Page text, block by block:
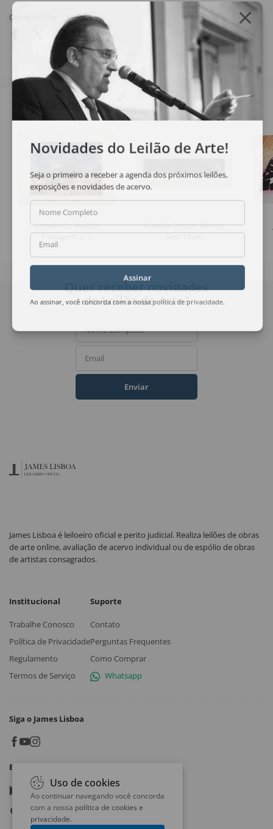
Compartilhar
Veja também
Ermelindo Nardin
Marilda Passos Ramos
Novidades do Leilão de Arte!
Seja o primeiro a receber a agenda dos próximos leilões,
exposições e novidades de acervo.
Nome Completo
Email
Assinar
Ao assinar, você concorda com a nossa política de privacidade
Quer receber novidades
do Leilão de Arte?
Nome Completo
Email
Enviar
James Lisboa é leiloeiro oficial e perito judicial. Realiza leilões de obras
de arte online, avaliação de acervo individual ou de espólio de obras
de artistas consagrados.
Institucional
Trabalhe Conosco
Política de Privacidade
Regulamento
Termos de Serviço
Suporte
Contato
Perguntas Frequentes
Como Comprar
Whatsapp
Siga o James Lisboa
Baixe o App
Google play
App store
Uso de cookies
Ao continuar navegando você concorda
com a nossa política de cookies e
privacidade.